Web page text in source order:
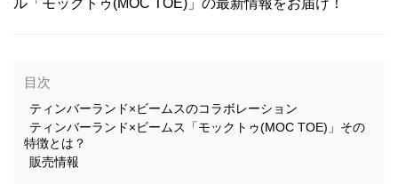
ル「モックトゥ(MOC TOE)」の最新情報をお届け！
目次
ティンバーランド×ビームスのコラボレーション
ティンバーランド×ビームス「モックトゥ(MOC TOE)」その
特徴とは？
販売情報